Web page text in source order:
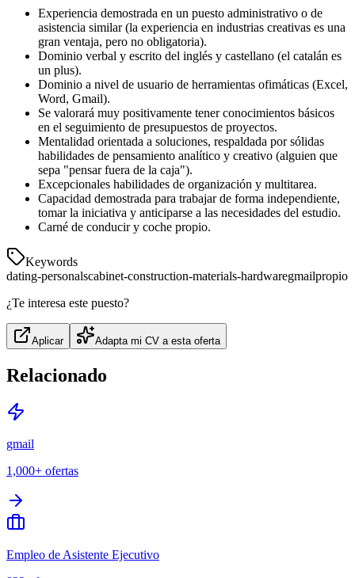
Experiencia demostrada en un puesto administrativo o de
asistencia similar (la experiencia en industrias creativas es una
gran ventaja, pero no obligatoria).
Dominio verbal y escrito del inglés y castellano (el catalán es
un plus).
Dominio a nivel de usuario de herramientas ofimáticas (Excel,
Word, Gmail).
Se valorará muy positivamente tener conocimientos básicos
en el seguimiento de presupuestos de proyectos.
Mentalidad orientada a soluciones, respaldada por sólidas
habilidades de pensamiento analítico y creativo (alguien que
sepa "pensar fuera de la caja").
Excepcionales habilidades de organización y multitarea.
Capacidad demostrada para trabajar de forma independiente,
tomar la iniciativa y anticiparse a las necesidades del estudio.
Carné de conducir y coche propio.
Keywords
dating-personalscabinet-construction-materials-hardwaregmailpropio
¿Te interesa este puesto?
Aplicar Adapta mi CV a esta oferta
Relacionado
gmail
1,000+ ofertas
Empleo de Asistente Ejecutivo